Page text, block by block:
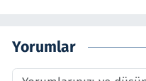
Yorumlar